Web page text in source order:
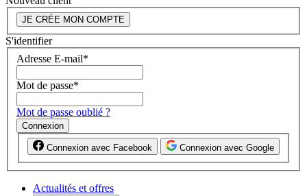
JE CRÉE MON COMPTE
S'identifier
Adresse E-mail*
Mot de passe*
Mot de passe oublié ?
Connexion
Connexion avec Facebook Connexion avec Google
Actualités et offres